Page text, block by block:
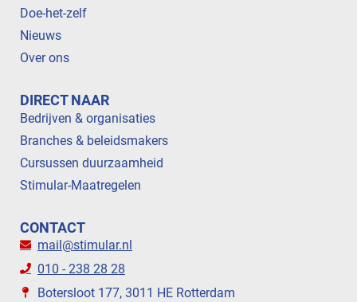
Doe-het-zelf
Nieuws
Over ons
DIRECT NAAR
Bedrijven & organisaties
Branches & beleidsmakers
Cursussen duurzaamheid
Stimular-Maatregelen
CONTACT
mail@stimular.nl
010 - 238 28 28
Botersloot 177, 3011 HE Rotterdam